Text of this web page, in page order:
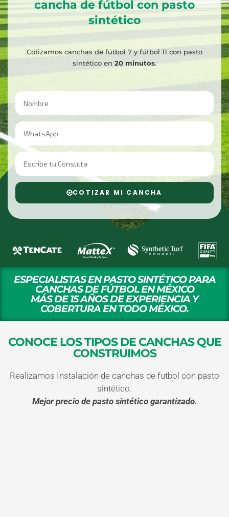
cancha de fútbol con pasto
sintético
Cotizamos canchas de fútbol 7 y fútbol 11 con pasto
sintético en 20 minutos.
COTIZAR MI CANCHA
ESPECIALISTAS EN PASTO SINTÉTICO PARA
CANCHAS DE FÚTBOL EN MÉXICO
MÁS DE 15 AÑOS DE EXPERIENCIA Y
COBERTURA EN TODO MÉXICO.
CONOCE LOS TIPOS DE CANCHAS QUE
CONSTRUIMOS
Realizamos Instalación de canchas de futbol con pasto
sintético.
Mejor precio de pasto sintético garantizado.